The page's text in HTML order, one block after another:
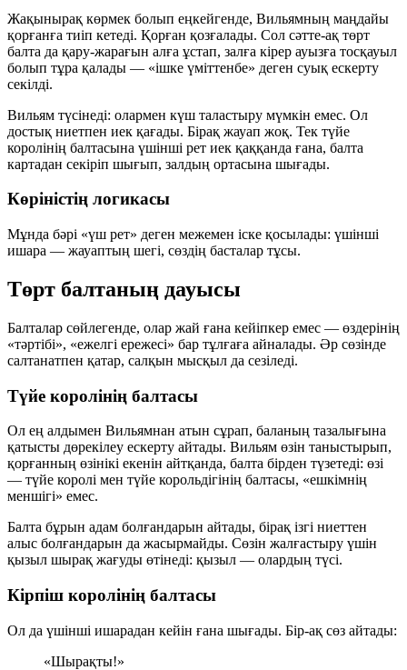
Жақынырақ көрмек болып еңкейгенде, Вильямның маңдайы
қорғанға тиіп кетеді. Қорған қозғалады. Сол сәтте-ақ төрт
балта да қару-жарағын алға ұстап, залға кірер ауызға тосқауыл
болып тұра қалады — «ішке үміттенбе» деген суық ескерту
секілді.
Вильям түсінеді: олармен күш таластыру мүмкін емес. Ол
достық ниетпен иек қағады. Бірақ жауап жоқ. Тек түйе
королінің балтасына үшінші рет иек қаққанда ғана, балта
картадан секіріп шығып, залдың ортасына шығады.
Көріністің логикасы
Мұнда бәрі «үш рет» деген межемен іске қосылады: үшінші
ишара — жауаптың шегі, сөздің басталар тұсы.
Төрт балтаның дауысы
Балталар сөйлегенде, олар жай ғана кейіпкер емес — өздерінің
«тәртібі», «ежелгі ережесі» бар тұлғаға айналады. Әр сөзінде
салтанатпен қатар, салқын мысқыл да сезіледі.
Түйе королінің балтасы
Ол ең алдымен Вильямнан атын сұрап, баланың тазалығына
қатысты дөрекілеу ескерту айтады. Вильям өзін таныстырып,
қорғанның өзінікі екенін айтқанда, балта бірден түзетеді: өзі
— түйе королі мен түйе корольдігінің балтасы, «ешкімнің
меншігі» емес.
Балта бұрын адам болғандарын айтады, бірақ ізгі ниеттен
алыс болғандарын да жасырмайды. Сөзін жалғастыру үшін
қызыл шырақ жағуды өтінеді: қызыл — олардың түсі.
Кірпіш королінің балтасы
Ол да үшінші ишарадан кейін ғана шығады. Бір-ақ сөз айтады:
«Шырақты!»